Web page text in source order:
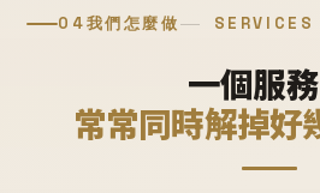
04我們怎麼做 SERVICES
一個服務
常常同時解掉好